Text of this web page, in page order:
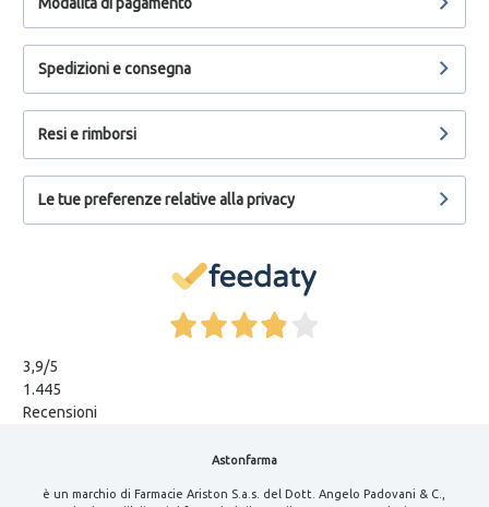
Spedizioni e consegna
Resi e rimborsi
Le tue preferenze relative alla privacy
3,9/5
1.445
Recensioni
Astonfarma
è un marchio di Farmacie Ariston S.a.s. del Dott. Angelo Padovani & C.,